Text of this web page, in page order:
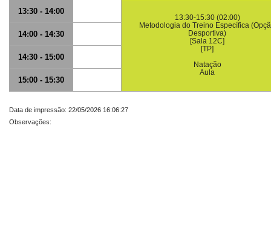
13:30 - 14:00
13:30-15:30 (02:00)
Metodologia do Treino Específica
Desportiva)
[Sala 12C]
[TP]
Natação
Aula
14:00 - 14:30
14:30 - 15:00
15:00 - 15:30
Data de impressão: 22/05/2026 16:06:27
Observações: